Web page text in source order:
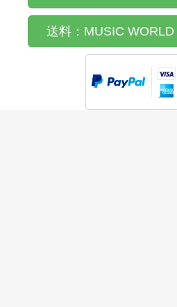
送料：MUSIC WORLD